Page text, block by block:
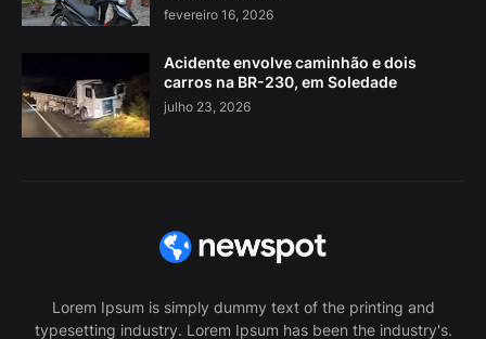
fevereiro 16, 2026
Acidente envolve caminhão e dois
carros na BR-230, em Soledade
julho 23, 2026
Lorem Ipsum is simply dummy text of the printing and
typesetting industry. Lorem Ipsum has been the industry's.